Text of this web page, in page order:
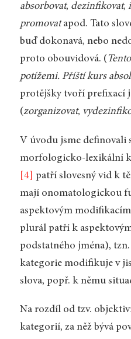
absorbovat, dezinfikovat,
promovatapod. Tato
buď dokonavá, nebo
proto obouvidová. (
potížemi. Příští kurs
protějšky tvoří prefixací
(zorganizovat,
V úvodu jsme definovali
morfologicko-lexikální
[4]
patří slovesný vid k
mají onomatologickou
aspektovým
plurál patří k
podstatného jména),
kategorie modifikuje v
slova, popř. k němu
Na rozdíl od tzv.
kategorií, za něž bývá